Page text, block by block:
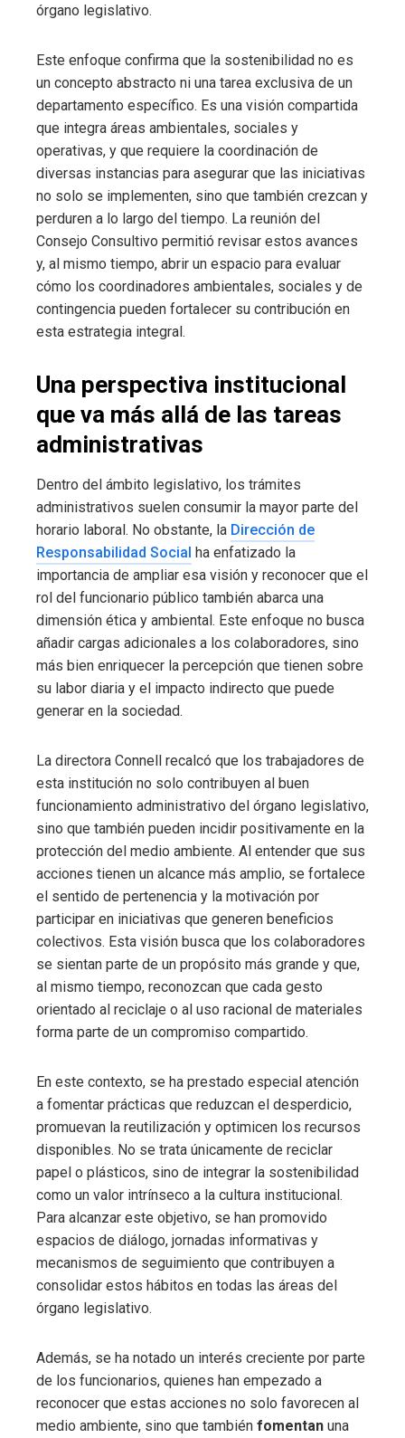
órgano legislativo.
Este enfoque confirma que la sostenibilidad no es
un concepto abstracto ni una tarea exclusiva de un
departamento específico. Es una visión compartida
que integra áreas ambientales, sociales y
operativas, y que requiere la coordinación de
diversas instancias para asegurar que las iniciativas
no solo se implementen, sino que también crezcan y
perduren a lo largo del tiempo. La reunión del
Consejo Consultivo permitió revisar estos avances
y, al mismo tiempo, abrir un espacio para evaluar
cómo los coordinadores ambientales, sociales y de
contingencia pueden fortalecer su contribución en
esta estrategia integral.
Una perspectiva institucional
que va más allá de las tareas
administrativas
Dentro del ámbito legislativo, los trámites
administrativos suelen consumir la mayor parte del
horario laboral. No obstante, la Dirección de
Responsabilidad Social ha enfatizado la
importancia de ampliar esa visión y reconocer que el
rol del funcionario público también abarca una
dimensión ética y ambiental. Este enfoque no busca
añadir cargas adicionales a los colaboradores, sino
más bien enriquecer la percepción que tienen sobre
su labor diaria y el impacto indirecto que puede
generar en la sociedad.
La directora Connell recalcó que los trabajadores de
esta institución no solo contribuyen al buen
funcionamiento administrativo del órgano legislativo,
sino que también pueden incidir positivamente en la
protección del medio ambiente. Al entender que sus
acciones tienen un alcance más amplio, se fortalece
el sentido de pertenencia y la motivación por
participar en iniciativas que generen beneficios
colectivos. Esta visión busca que los colaboradores
se sientan parte de un propósito más grande y que,
al mismo tiempo, reconozcan que cada gesto
orientado al reciclaje o al uso racional de materiales
forma parte de un compromiso compartido.
En este contexto, se ha prestado especial atención
a fomentar prácticas que reduzcan el desperdicio,
promuevan la reutilización y optimicen los recursos
disponibles. No se trata únicamente de reciclar
papel o plásticos, sino de integrar la sostenibilidad
como un valor intrínseco a la cultura institucional.
Para alcanzar este objetivo, se han promovido
espacios de diálogo, jornadas informativas y
mecanismos de seguimiento que contribuyen a
consolidar estos hábitos en todas las áreas del
órgano legislativo.
Además, se ha notado un interés creciente por parte
de los funcionarios, quienes han empezado a
reconocer que estas acciones no solo favorecen al
medio ambiente, sino que también fomentan una